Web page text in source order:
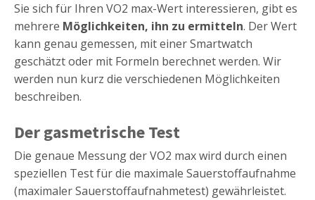
Sie sich für Ihren VO2 max-Wert interessieren, gibt es
mehrere Möglichkeiten, ihn zu ermitteln. Der Wert
kann genau gemessen, mit einer Smartwatch
geschätzt oder mit Formeln berechnet werden. Wir
werden nun kurz die verschiedenen Möglichkeiten
beschreiben.
Der gasmetrische Test
Die genaue Messung der VO2 max wird durch einen
speziellen Test für die maximale Sauerstoffaufnahme
(maximaler Sauerstoffaufnahmetest) gewährleistet.